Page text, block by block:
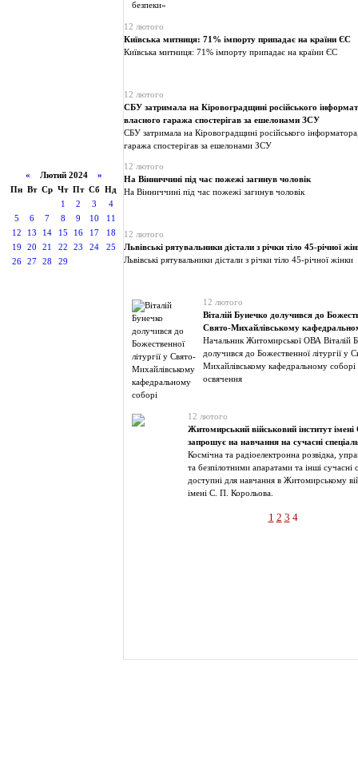
« Лютий 2024 »
Пн Вт Ср Чт Пт Сб Нд
1
2 3
4
5
6 7 8 9 10
11
12
13 14 15 16 17
18
19
20 21 22 23 24
25
26
27 28 29
12 лютого
Київська митниця: 71% імпорту припадає на країни ЄС
Київська митниця: 71% імпорту припадає на країни ЄС
12 лютого
СБУ затримала на Кіровоградщині російського
власного гаража спостерігав за ешелонами ЗСУ
СБУ затримала на Кіровоградщині російського
гаража спостерігав за ешелонами ЗСУ
12 лютого
На Вінниччині під час пожежі загинув чоловік
На Вінниччині під час пожежі загинув чоловік
12 лютого
Львівські рятувальники дістали з річки тіло 45-річної
Львівські рятувальники дістали з річки тіло 45-річної жінки
12 лютого
Віталій Бунечко долучився до
Свято-Михайлівському
Начальник Житомирської ОВА Віталій
долучився до Божественної літургії у
Михайлівському кафедральному
освячення
12 лютого
Житомирський військовий інститут
запрошує на навчання на сучасні
Космічна та радіоелектронна розвідка,
та безпілотними апаратами та інші сучасні
доступні для навчання в Житомирському
імені С. П. Корольова.
1 2 3 4